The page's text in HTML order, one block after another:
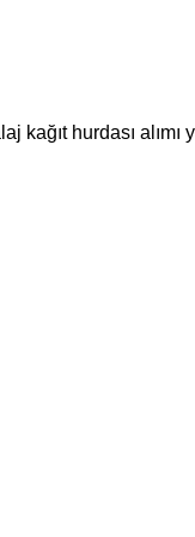
kağıt hurdası alımı